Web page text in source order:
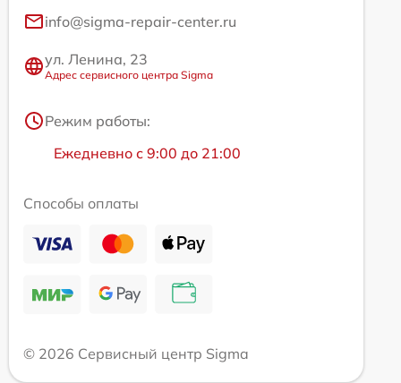
info@sigma-repair-center.ru
ул. Ленина, 23
Адрес сервисного центра Sigma
Режим работы:
Ежедневно с 9:00 до 21:00
Способы оплаты
© 2026 Сервисный центр Sigma